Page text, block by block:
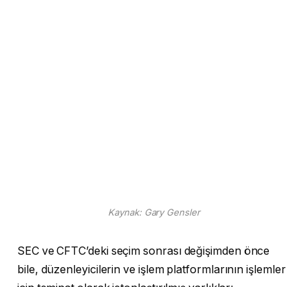
Kaynak: Gary Gensler
SEC ve CFTC’deki seçim sonrası değişimden önce
bile, düzenleyicilerin ve işlem platformlarının işlemler